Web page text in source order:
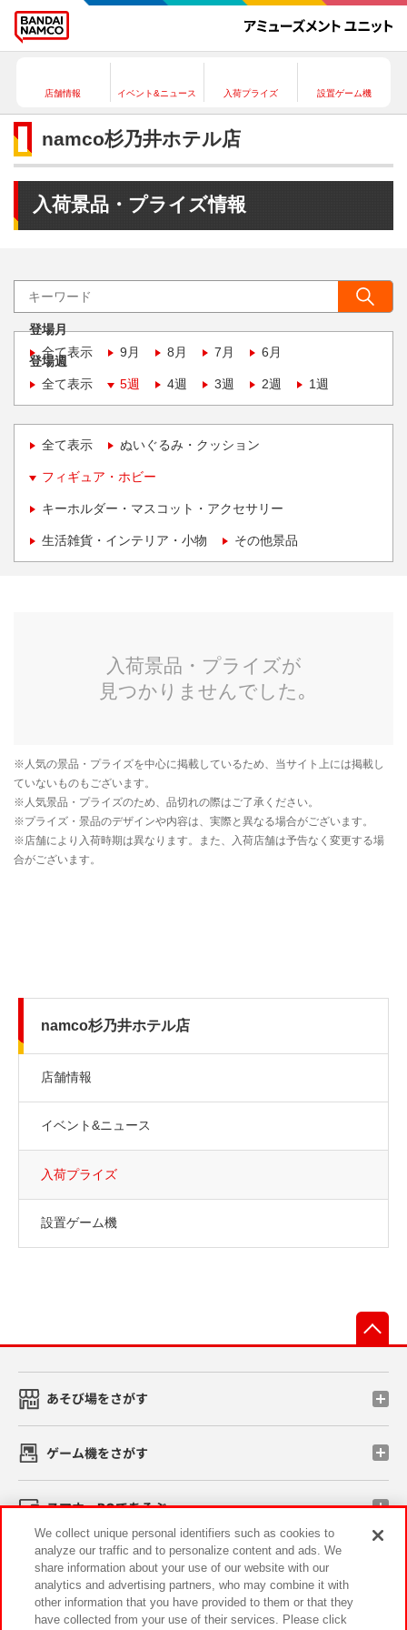
店舗情報 イベント&ニュース 入荷プライズ 設置ゲーム機
namco杉乃井ホテル店
入荷景品・プライズ情報
登場月
全て表示
9月 8月 7月 6月
登場週
全て表示
5週 4週 3週 2週 1週
全て表示 ぬいぐるみ・クッション
フィギュア・ホビー
キーホルダー・マスコット・アクセサリー
生活雑貨・インテリア・小物 その他景品
namco杉乃井ホテル店
店舗情報
イベント&ニュース
入荷プライズ
設置ゲーム機
あそび場をさがす
ゲーム機をさがす
スマホ・PCであそぶ
イベント・キャンペーン
We collect unique personal identifiers such as cookies to
analyze our traffic and to personalize content and ads. We
share information about your use of our website with our
analytics and advertising partners, who may combine it with
other information that you have provided to them or that they
have collected from your use of their services. Please click